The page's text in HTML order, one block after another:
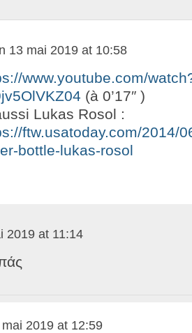
13 mai 2019 at 10:58
www.youtube.com/
(à 0’17″ )
Lukas Rosol :
ftw.usatoday.com/2014/
bottle-lukas-rosol
2019 at 11:14
mai 2019 at 12:59